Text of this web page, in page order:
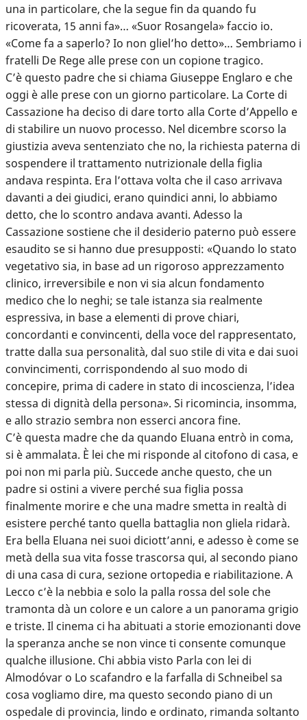
una in particolare, che la segue fin da quando fu
ricoverata, 15 anni fa»… «Suor Rosangela» faccio io.
«Come fa a saperlo? Io non gliel’ho detto»… Sembriamo i
fratelli De Rege alle prese con un copione tragico.
C’è questo padre che si chiama Giuseppe Englaro e che
oggi è alle prese con un giorno particolare. La Corte di
Cassazione ha deciso di dare torto alla Corte d’Appello e
di stabilire un nuovo processo. Nel dicembre scorso la
giustizia aveva sentenziato che no, la richiesta paterna di
sospendere il trattamento nutrizionale della figlia
andava respinta. Era l’ottava volta che il caso arrivava
davanti a dei giudici, erano quindici anni, lo abbiamo
detto, che lo scontro andava avanti. Adesso la
Cassazione sostiene che il desiderio paterno può essere
esaudito se si hanno due presupposti: «Quando lo stato
vegetativo sia, in base ad un rigoroso apprezzamento
clinico, irreversibile e non vi sia alcun fondamento
medico che lo neghi; se tale istanza sia realmente
espressiva, in base a elementi di prove chiari,
concordanti e convincenti, della voce del rappresentato,
tratte dalla sua personalità, dal suo stile di vita e dai suoi
convincimenti, corrispondendo al suo modo di
concepire, prima di cadere in stato di incoscienza, l’idea
stessa di dignità della persona». Si ricomincia, insomma,
e allo strazio sembra non esserci ancora fine.
C’è questa madre che da quando Eluana entrò in coma,
si è ammalata. È lei che mi risponde al citofono di casa, e
poi non mi parla più. Succede anche questo, che un
padre si ostini a vivere perché sua figlia possa
finalmente morire e che una madre smetta in realtà di
esistere perché tanto quella battaglia non gliela ridarà.
Era bella Eluana nei suoi diciott’anni, e adesso è come se
metà della sua vita fosse trascorsa qui, al secondo piano
di una casa di cura, sezione ortopedia e riabilitazione. A
Lecco c’è la nebbia e solo la palla rossa del sole che
tramonta dà un colore e un calore a un panorama grigio
e triste. Il cinema ci ha abituati a storie emozionanti dove
la speranza anche se non vince ti consente comunque
qualche illusione. Chi abbia visto Parla con lei di
Almodóvar o Lo scafandro e la farfalla di Schneibel sa
cosa vogliamo dire, ma questo secondo piano di un
ospedale di provincia, lindo e ordinato, rimanda soltanto